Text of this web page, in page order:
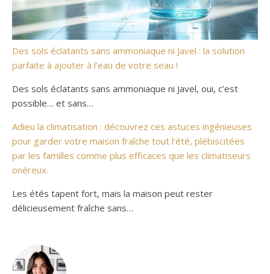
Des sols éclatants sans ammoniaque ni Javel : la solution
parfaite à ajouter à l’eau de votre seau !
Des sols éclatants sans ammoniaque ni Javel, oui, c’est
possible… et sans…
Adieu la climatisation : découvrez ces astuces ingénieuses
pour garder votre maison fraîche tout l’été, plébiscitées
par les familles comme plus efficaces que les climatiseurs
onéreux.
Les étés tapent fort, mais la maison peut rester
délicieusement fraîche sans…